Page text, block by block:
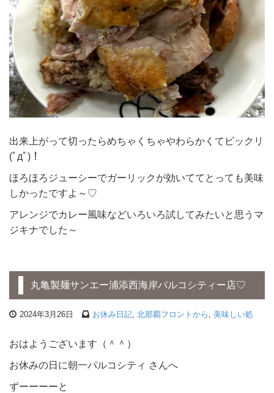
出来上がって切ったらめちゃくちゃやわらかくてビックリ
(ﾟдﾟ)！
ほろほろジューシーでガーリックが効いててとっても美味
しかったですよ～♡
アレンジでカレー風味などいろいろ試してみたいと思うマ
ジキナでした～
丸亀製麺サンエー浦添西海岸パルコシティー店♡
2024年3月26日 お休み日記, 北那覇フロントから , 美味しい処
おはようございます（＾＾）
お休みの日に朝一パルコシティ さんへ
ずーーーーと